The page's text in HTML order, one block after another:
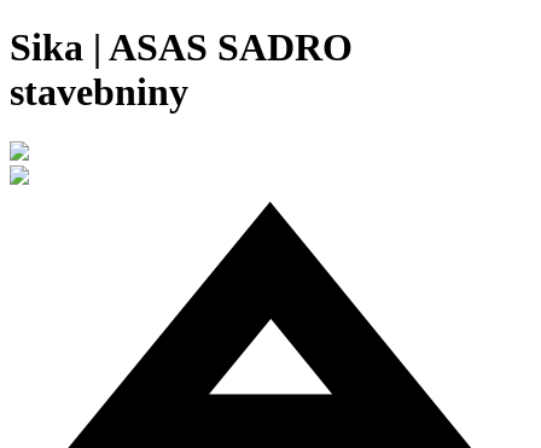
Sika | ASAS SADRO
stavebniny